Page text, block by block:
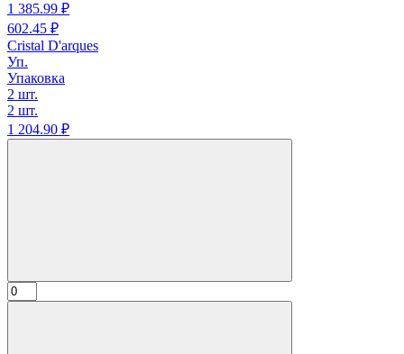
1 385.99 ₽
602.45 ₽
Cristal D'arques
Уп.
Упаковка
2 шт.
2 шт.
1 204.90 ₽